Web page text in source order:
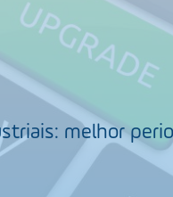
melhor